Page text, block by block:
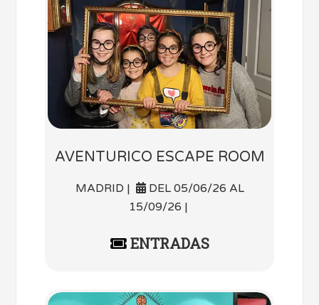
AVENTURICO ESCAPE ROOM
MADRID |
DEL 05/06/26 AL
15/09/26 |
ENTRADAS